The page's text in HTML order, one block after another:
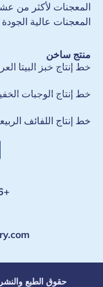
المعجنات لأكثر من
المعجنات عالية
منتج ساخن
خط إنتاج خبز البيتا
خط إنتاج الوجبات
خط إنتاج اللفائف
+86 13673689272
حقوق الطبع